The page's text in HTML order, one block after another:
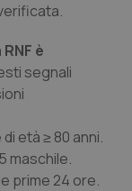
è
segnali
età ≥ 80 anni.
maschile.
prime 24 ore.